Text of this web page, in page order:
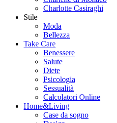
Charlotte Casiraghi
Stile
Moda
Bellezza
Take Care
Benessere
Salute
Diete
Psicologia
Sessualità
Calcolatori Online
Home&Living
Case da sogno